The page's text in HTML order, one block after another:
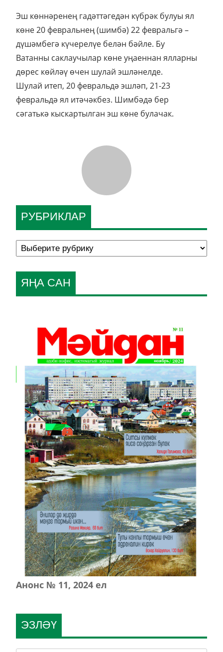
Эш көннәренең гадәттәгедән күбрәк булуы ял
көне 20 февральнең (шимбә) 22 февральгә –
дүшәмбегә күчерелүе белән бәйле. Бу
Ватанны саклаучылар көне уңаеннан ялларны
дөрес көйләү өчен шулай эшләнелде.
Шулай итеп, 20 февральдә эшләп, 21-23
февральдә ял итәчәкбез. Шимбәдә бер
сәгатькә кыскартылган эш көне булачак.
РУБРИКЛАР
ЯҢА САН
Анонс № 11, 2024 ел
ЭЗЛӘҮ